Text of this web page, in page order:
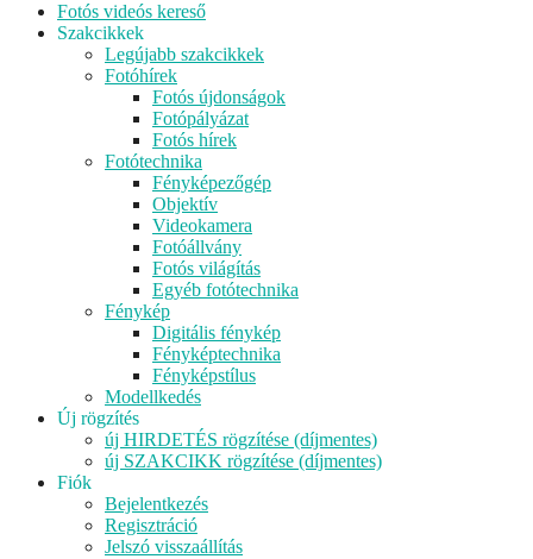
Fotós videós kereső
Szakcikkek
Legújabb szakcikkek
Fotóhírek
Fotós újdonságok
Fotópályázat
Fotós hírek
Fotótechnika
Fényképezőgép
Objektív
Videokamera
Fotóállvány
Fotós világítás
Egyéb fotótechnika
Fénykép
Digitális fénykép
Fényképtechnika
Fényképstílus
Modellkedés
Új rögzítés
új HIRDETÉS rögzítése (díjmentes)
új SZAKCIKK rögzítése (díjmentes)
Fiók
Bejelentkezés
Regisztráció
Jelszó visszaállítás